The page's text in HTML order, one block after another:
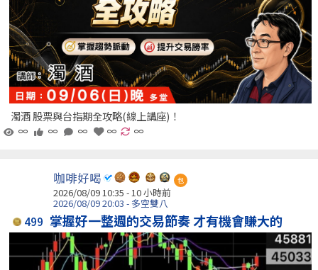
濁酒 股票與台指期全攻略(線上講座)！
∞
∞ ∞ ∞ ∞
咖啡好喝 包
2026/08/09 10:35 -10 小時前
2026/08/09 20:03 - 多空雙八
499 掌握好一整週的交易節奏 才有機會賺大的